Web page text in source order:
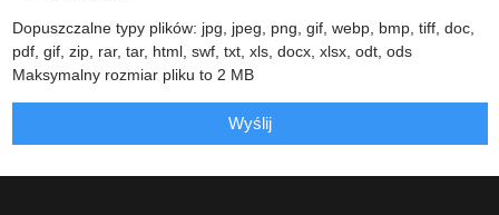
Dopuszczalne typy plików: jpg, jpeg, png, gif, webp, bmp, tiff, doc,
pdf, gif, zip, rar, tar, html, swf, txt, xls, docx, xlsx, odt, ods
Maksymalny rozmiar pliku to 2 MB
Wyślij